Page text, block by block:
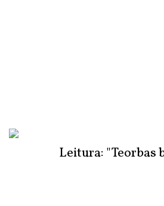
Leitura: "Teorbas